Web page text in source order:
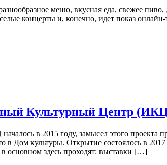
меню, вкусная еда, свежее
концерты и, конечно, идет показ
Культурный Центр
в 2015 году, замысел этого проекта
в Дом культуры. Открытие состоялось в
в основном здесь проходят: выставки […]